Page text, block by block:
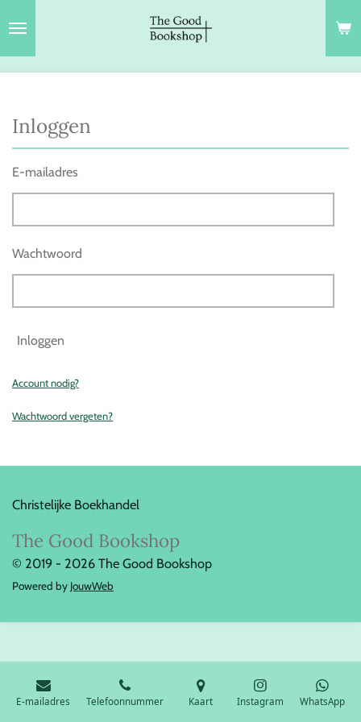
Inloggen
E-mailadres
Wachtwoord
Inloggen
Account nodig?
Wachtwoord vergeten?
Christelijke Boekhandel
The Good Bookshop
© 2019 - 2026 The Good Bookshop
Powered by JouwWeb
E-mailadres Telefoonnummer Kaart Instagram WhatsApp